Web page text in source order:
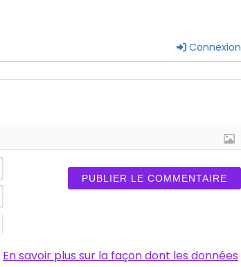
Connexion
mail*
web
En savoir plus sur la façon dont les données